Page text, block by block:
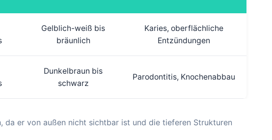
Gelblich-weiß bis
bräunlich
Karies, oberflächliche
Entzündungen
Dunkelbraun bis
schwarz
Parodontitis, Knochenabbau
da er von außen nicht sichtbar ist und die tieferen Strukturen